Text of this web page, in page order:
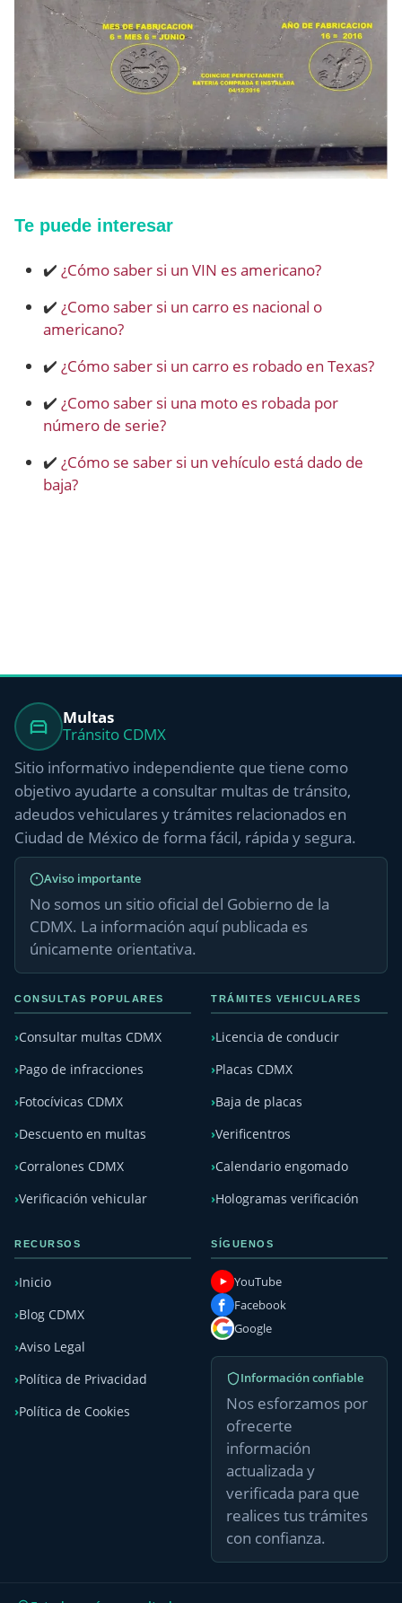
Te puede interesar
✔️ ¿Cómo saber si un VIN es americano?
✔️ ¿Como saber si un carro es nacional o
americano?
✔️ ¿Cómo saber si un carro es robado en Texas?
✔️ ¿Como saber si una moto es robada por
número de serie?
✔️ ¿Cómo se saber si un vehículo está dado de
baja?
Multas
Tránsito CDMX
Sitio informativo independiente que tiene como
objetivo ayudarte a consultar multas de tránsito,
adeudos vehiculares y trámites relacionados en
Ciudad de México de forma fácil, rápida y segura.
Aviso importante
No somos un sitio oficial del Gobierno de la
CDMX. La información aquí publicada es
únicamente orientativa.
CONSULTAS POPULARES
Consultar multas CDMX
Pago de infracciones
Fotocívicas CDMX
Descuento en multas
Corralones CDMX
Verificación vehicular
TRÁMITES VEHICULARES
Licencia de conducir
Placas CDMX
Baja de placas
Verificentros
Calendario engomado
Hologramas verificación
RECURSOS
Inicio
Blog CDMX
Aviso Legal
Política de Privacidad
Política de Cookies
SÍGUENOS
YouTube
Facebook
Google
Información confiable
Nos esforzamos por
ofrecerte
información
actualizada y
verificada para que
realices tus trámites
con confianza.